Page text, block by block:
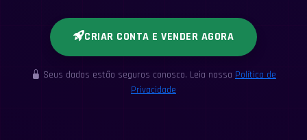
CRIAR CONTA E VENDER AGORA
Seus dados estão seguros conosco. Leia nossa Política de
Privacidade